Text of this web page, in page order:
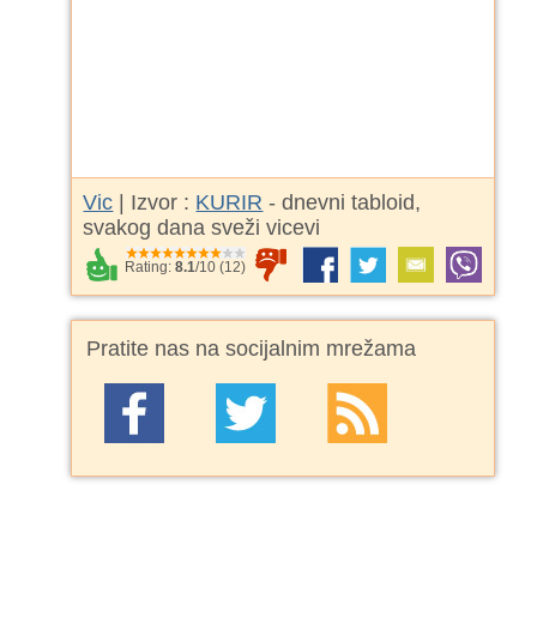
Vic | Izvor : KURIR - dnevni tabloid,
svakog dana sveži vicevi
Rating:8.1/10 (12)
Pratite nas na socijalnim mrežama